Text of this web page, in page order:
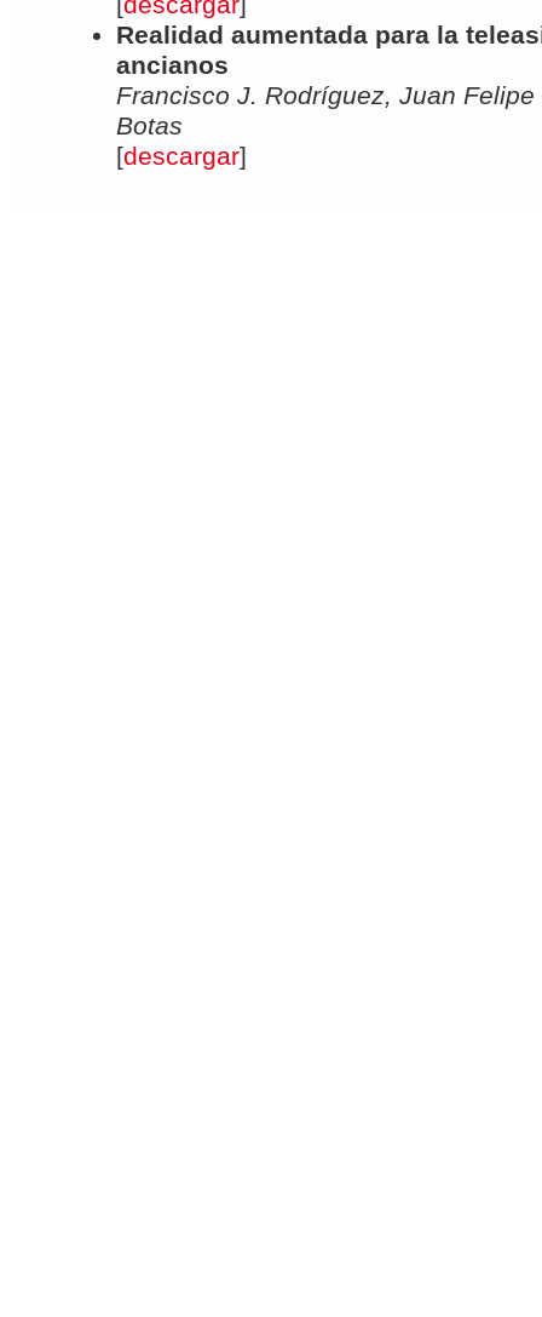
Realidad aumentada para la
ancianos
Francisco J. Rodríguez, Juan
Botas
[descargar]